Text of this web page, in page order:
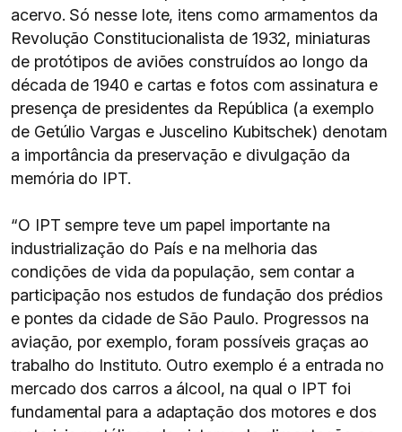
acervo. Só nesse lote, itens como armamentos da
Revolução Constitucionalista de 1932, miniaturas
de protótipos de aviões construídos ao longo da
década de 1940 e cartas e fotos com assinatura e
presença de presidentes da República (a exemplo
de Getúlio Vargas e Juscelino Kubitschek) denotam
a importância da preservação e divulgação da
memória do IPT.
“O IPT sempre teve um papel importante na
industrialização do País e na melhoria das
condições de vida da população, sem contar a
participação nos estudos de fundação dos prédios
e pontes da cidade de São Paulo. Progressos na
aviação, por exemplo, foram possíveis graças ao
trabalho do Instituto. Outro exemplo é a entrada no
mercado dos carros a álcool, na qual o IPT foi
fundamental para a adaptação dos motores e dos